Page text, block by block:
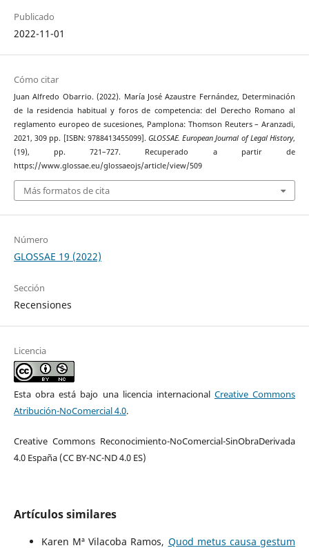
Publicado
2022-11-01
Cómo citar
Juan Alfredo Obarrio. (2022). María José Azaustre Fernández, Determinación
de la residencia habitual y foros de competencia: del Derecho Romano al
reglamento europeo de sucesiones, Pamplona: Thomson Reuters – Aranzadi,
2021, 309 pp. [ISBN: 9788413455099]. GLOSSAE. European Journal of Legal History,
(19), pp. 721–727. Recuperado a partir de
https://www.glossae.eu/glossaeojs/article/view/509
Más formatos de cita
Número
GLOSSAE 19 (2022)
Sección
Recensiones
Licencia
Esta obra está bajo una licencia internacional Creative Commons
Atribución-NoComercial 4.0.
Creative Commons Reconocimiento-NoComercial-SinObraDerivada
4.0 España (CC BY-NC-ND 4.0 ES)
Artículos similares
Karen Mª Vilacoba Ramos, Quod metus causa gestum